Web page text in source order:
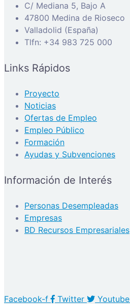
C/ Mediana 5, Bajo A
47800 Medina de Rioseco
Valladolid (España)
Tlfn: +34 983 725 000
Links Rápidos
Proyecto
Noticias
Ofertas de Empleo
Empleo Público
Formación
Ayudas y Subvenciones
Información de Interés
Personas Desempleadas
Empresas
BD Recursos Empresariales
Facebook-f Twitter
Youtube